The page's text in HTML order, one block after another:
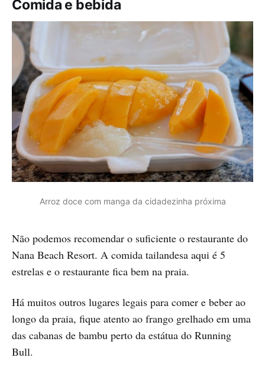
Comida e bebida
Arroz doce com manga da cidadezinha próxima
Não podemos recomendar o suficiente o restaurante do
Nana Beach Resort. A comida tailandesa aqui é 5
estrelas e o restaurante fica bem na praia.
Há muitos outros lugares legais para comer e beber ao
longo da praia, fique atento ao frango grelhado em uma
das cabanas de bambu perto da estátua do Running
Bull.